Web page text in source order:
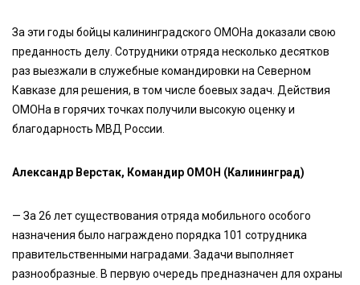
За эти годы бойцы калининградского ОМОНа доказали свою
преданность делу. Сотрудники отряда несколько десятков
раз выезжали в служебные командировки на Северном
Кавказе для решения, в том числе боевых задач. Действия
ОМОНа в горячих точках получили высокую оценку и
благодарность МВД России.
Александр Верстак, Командир ОМОН (Калининград)
— За 26 лет существования отряда мобильного особого
назначения было награждено порядка 101 сотрудника
правительственными наградами. Задачи выполняет
разнообразные. В первую очередь предназначен для охраны